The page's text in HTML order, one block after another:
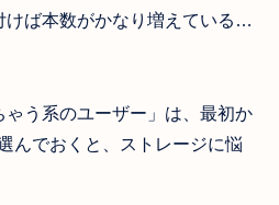
けば本数がかなり増えている…
う系のユーザー」は、最初か
んでおくと、ストレージに悩